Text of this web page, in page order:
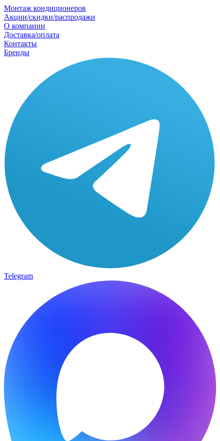
Монтаж кондиционеров
Акции/скидки/распродажи
О компании
Доставка/оплата
Контакты
Бренды
Telegram